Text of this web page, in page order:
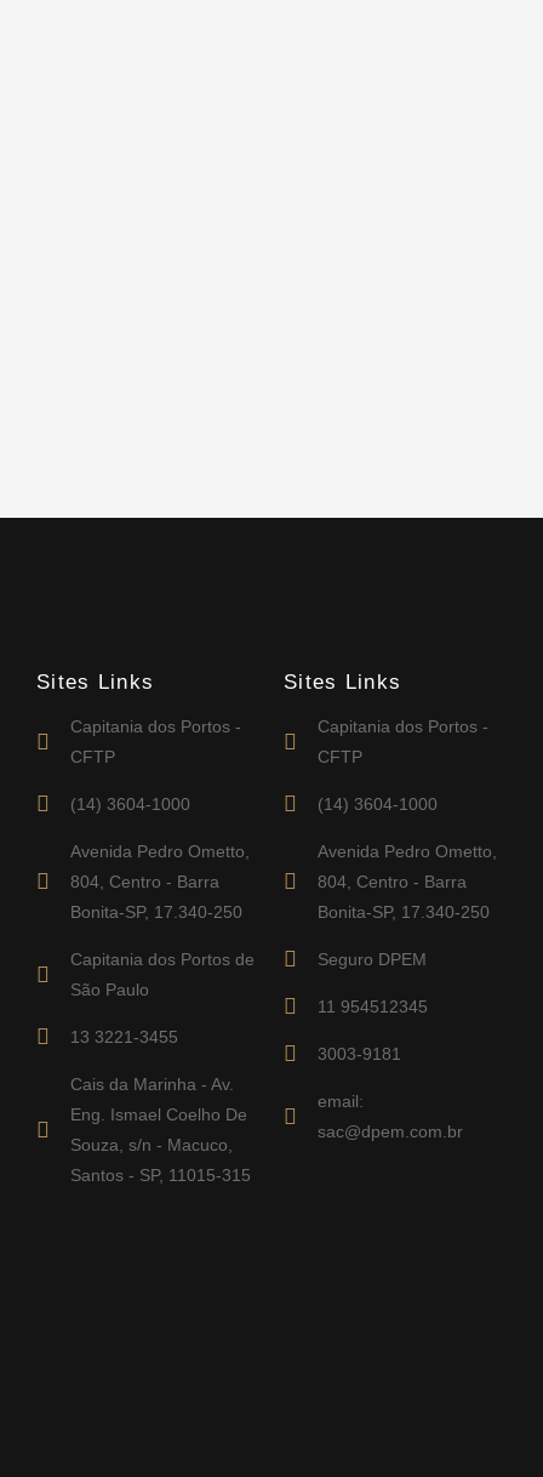
Sites Links
Capitania dos Portos -
CFTP
(14) 3604-1000
Avenida Pedro Ometto,
804, Centro - Barra
Bonita-SP, 17.340-250
Capitania dos Portos de
São Paulo
13 3221-3455
Cais da Marinha - Av.
Eng. Ismael Coelho De
Souza, s/n - Macuco,
Santos - SP, 11015-315
Sites Links
Capitania dos Portos -
CFTP
(14) 3604-1000
Avenida Pedro Ometto,
804, Centro - Barra
Bonita-SP, 17.340-250
Seguro DPEM
11 954512345
3003-9181
email:
sac@dpem.com.br